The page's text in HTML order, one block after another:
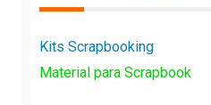
Kits Scrapbooking
Material para Scrapbook